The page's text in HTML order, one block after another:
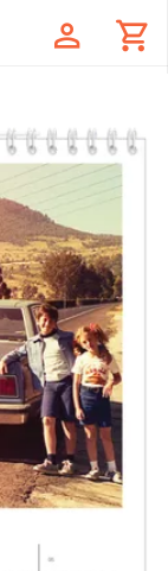
profile shopping_cart